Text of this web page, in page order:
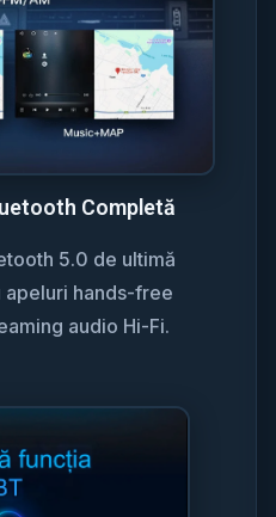
Completă
5.0 de ultimă
hands-free
audio Hi-Fi.